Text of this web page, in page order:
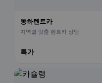
동하렌트카
지역별 맞춤 렌트카 상담
특가